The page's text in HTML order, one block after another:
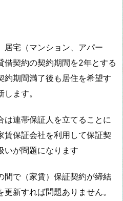
宅（マンション、アパー
借契約の契約期間を2年とする
約期間満了後も居住を希望す
ます。
連帯保証人を立てることに
賃保証会社を利用して保証契
いが問題になります
で（家賃）保証契約が締結
新すれば問題ありません。